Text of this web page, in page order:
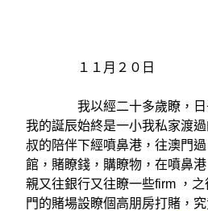
１１月２０日
我以經二十多歲瞭，日子
我的誕辰始終是一小我私家渡
叔的陪伴下經噴鼻港，往澳門
館，賭瞭錢，購瞭物，在噴鼻
親又往銀行又往瞭一些firm ，
門的賭場設瞭個高朋房打賭，